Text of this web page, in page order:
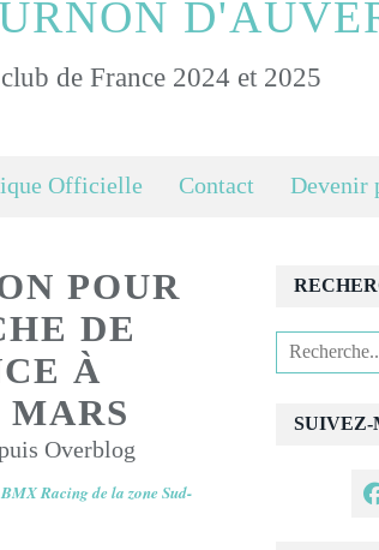
de France 2024 et 2025
Officielle Contact Devenir
POUR
DE
À
Overblog
Racing de la zone Sud-
SUIVEZ-